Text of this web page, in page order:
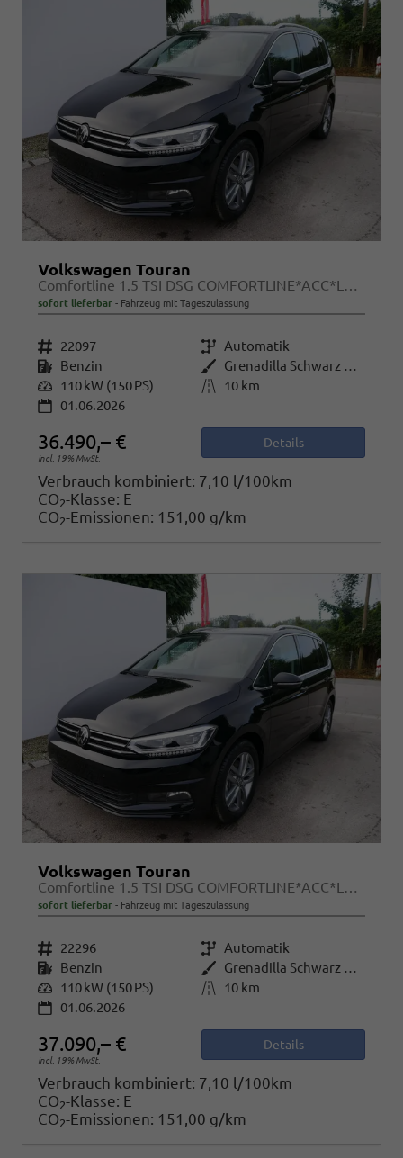
Volkswagen Touran
Comfortline 1.5 TSI DSG COMFORTLINE*ACC*LED*PDC*KAMERA*NAVI*SHZ* 7-SITZER 17-ZOLL
sofort lieferbar Fahrzeug mit Tageszulassung
Fahrzeugnr. 22097 Getriebe Automatik
Kraftstoff Benzin Außenfarbe
Grenadilla Schwarz Metallic
Leistung 110 kW (150 PS) Kilometerstand
10 km
01.06.2026
36.490,– €
incl. 19% MwSt.
Details
Verbrauch kombiniert: 7,10 l/100km
CO2-Klasse: E
CO2-Emissionen: 151,00 g/km
Volkswagen Touran
Comfortline 1.5 TSI DSG COMFORTLINE*ACC*LED*PDC*KAMERA*NAVI*SHZ* 7-SITZER 17-ZOLL
sofort lieferbar Fahrzeug mit Tageszulassung
Fahrzeugnr. 22296 Getriebe Automatik
Kraftstoff Benzin Außenfarbe
Grenadilla Schwarz Metallic
Leistung 110 kW (150 PS) Kilometerstand
10 km
01.06.2026
37.090,– €
incl. 19% MwSt.
Details
Verbrauch kombiniert: 7,10 l/100km
CO2-Klasse: E
CO2-Emissionen: 151,00 g/km